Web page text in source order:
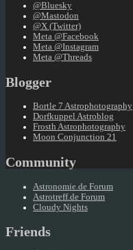
@Bluesky
@Mastodon
@X (Twitter)
Meta @Facebook
Meta @Instagram
Meta @Threads
Blogger
Bortle 7 Astrophotography
Dorfkuppel Astroblog
Frosth Astrophotography
Moon Conjunction 21
Community
Astronomie.de Forum
Astrotreff.de Forum
Cloudy Nights
Friends